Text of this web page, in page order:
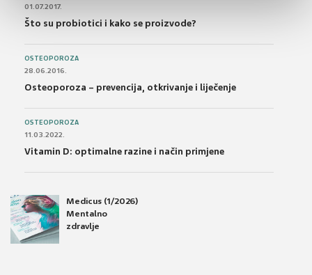
01.07.2017.
Što su probiotici i kako se proizvode?
OSTEOPOROZA
28.06.2016.
Osteoporoza – prevencija, otkrivanje i liječenje
OSTEOPOROZA
11.03.2022.
Vitamin D: optimalne razine i način primjene
Medicus (1/2026)
Mentalno
zdravlje